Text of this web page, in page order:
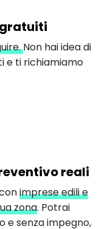
Non hai idea di
e ti richiamiamo
reali
imprese edili e
zona. Potrai
e senza impegno,